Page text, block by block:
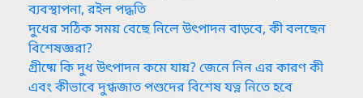
ব্যবস্থাপনা, রইল পদ্ধতি
দুধের সঠিক সময় বেছে নিলে উৎপাদন বাড়বে, কী বলছেন
বিশেষজ্ঞরা?
গ্রীষ্মে কি দুধ উৎপাদন কমে যায়? জেনে নিন এর কারণ কী
এবং কীভাবে দুগ্ধজাত পশুদের বিশেষ যত্ন নিতে হবে